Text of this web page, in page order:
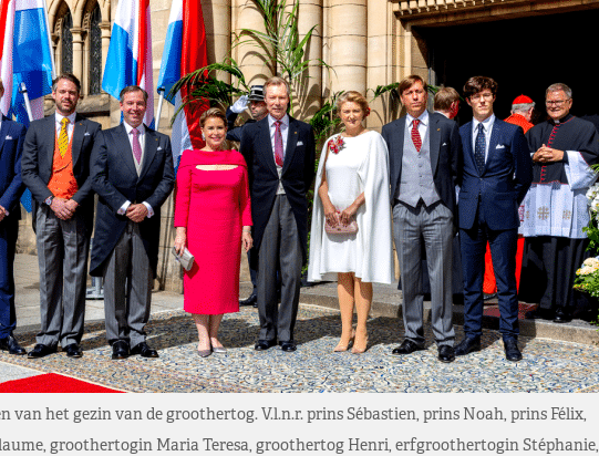
van het gezin van de groothertog. V.l.n.r. prins Sébastien, prins Noah, prins Félix,
groothertogin Maria Teresa, groothertog Henri, erfgroothertogin Stéphanie,